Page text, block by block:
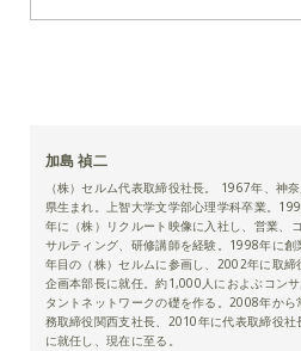
加島 禎二
（株）セルム代表取締役社長。 1967年、神
県生まれ。上智大学文学部心理学科卒業。
年に（株）リクルート映像に入社し、営業、
サルティング、研修講師を経験。1998年に創
年目の（株）セルムに参画し、2002年に取締
企画本部長に就任。約1,000人におよぶコン
タントネットワークの礎を作る。2008年から
務取締役関西支社長、2010年に代表取締役社
に就任し、現在に至る。